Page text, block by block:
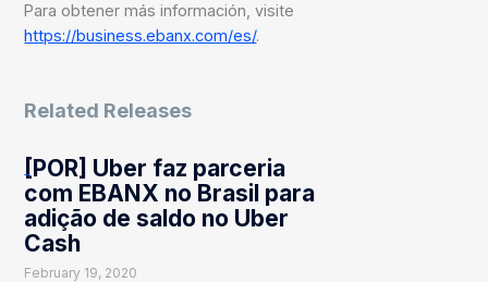
Para obtener más información, visite
https://business.ebanx.com/es/.
Related Releases
[POR] Uber faz parceria
com EBANX no Brasil para
adição de saldo no Uber
Cash
February 19, 2020